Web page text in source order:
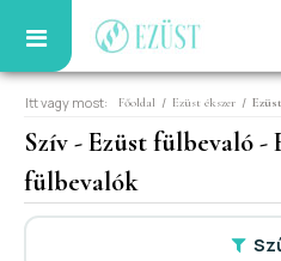
Itt vagy most: Főoldal / Ezüst ékszer /
Szív - Ezüst fülbevaló -
fülbevalók